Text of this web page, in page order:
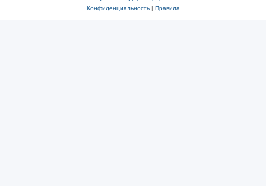
Конфиденциальность| Правила